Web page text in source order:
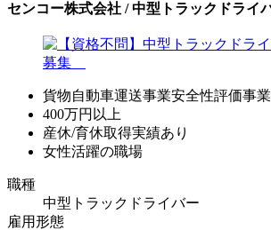
センコー株式会社 / 中型トラックドライ
貨物自動車運送事業安全性評価事業
400万円以上
産休/育休取得実績あり
女性活躍の職場
職種
中型トラックドライバー
雇用形態